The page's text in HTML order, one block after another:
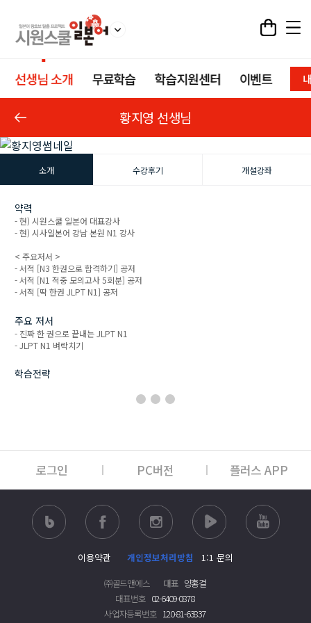
선생님 소개 무료학습 학습지원센터 이벤트
황지영 선생님
소개 수강후기 개설강좌
약력
- 현) 시원스쿨 일본어 대표강사
- 현) 시사일본어 강남 본원 N1 강사
< 주요저서 >
- 서적 [N3 한권으로 합격하기] 공저
- 서적 [N1 적중 모의고사 5회분] 공저
- 서적 [딱 한권 JLPT N1] 공저
주요 저서
- 진짜 한 권으로 끝내는 JLPT N1
- JLPT N1 벼락치기
학습전략
로그인 PC버전 플러스 APP
이용약관 개인정보처리방침
1:1 문의
㈜골드앤에스
대표 양홍걸
대표번호 02-6409-0878
사업자등록번호 120-81-63837